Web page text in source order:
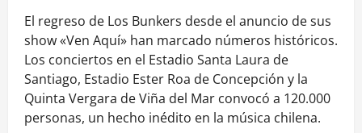
El regreso de Los Bunkers desde el anuncio de sus
show «Ven Aquí» han marcado números históricos.
Los conciertos en el Estadio Santa Laura de
Santiago, Estadio Ester Roa de Concepción y la
Quinta Vergara de Viña del Mar convocó a 120.000
personas, un hecho inédito en la música chilena.